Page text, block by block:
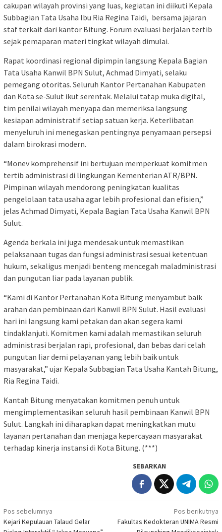
cakupan wilayah provinsi yang luas, kegiatan ini diikuti Kepala
Subbagian Tata Usaha Ibu Ria Regina Taidi, bersama jajaran
staf terkait dari kantor Bitung. Forum evaluasi berjalan tertib
sejak pemaparan materi tingkat wilayah dimulai.
Rapat koordinasi regional dipimpin langsung Kepala Bagian
Tata Usaha Kanwil BPN Sulut, Achmad Dimyati, selaku
pemegang otoritas. Seluruh Kantor Pertanahan Kabupaten
dan Kota se-Sulut ikut serentak. Melalui tatap muka digital,
tim penilai wilayah menyapa dan memeriksa langsung
kesiapan administratif setiap satuan kerja. Keterlibatan
menyeluruh ini menegaskan pentingnya penyamaan persepsi
dalam birokrasi modern.
“Monev komprehensif ini bertujuan memperkuat komitmen
tertib administrasi di lingkungan Kementerian ATR/BPN.
Pimpinan wilayah mendorong peningkatan kualitas
pengelolaan tata usaha agar lebih profesional dan efisien,”
jelas Achmad Dimyati, Kepala Bagian Tata Usaha Kanwil BPN
Sulut.
Agenda berkala ini juga mendesak untuk memastikan
pelaksanaan tugas dan fungsi administrasi sesuai ketentuan
hukum, sekaligus menjadi benteng mencegah maladministrasi
dan pungutan liar pada layanan publik.
“Kami di Kantor Pertanahan Kota Bitung menyambut baik
arahan dan pembinaan dari Kanwil BPN Sulut. Hasil evaluasi
hari ini langsung kami petakan dan akan segera kami
tindaklanjuti. Komitmen kami adalah memastikan seluruh
administrasi berjalan rapi, profesional, dan bebas dari celah
pungutan liar demi pelayanan yang lebih baik untuk
masyarakat,” ujar Kepala Subbagian Tata Usaha Kantah Bitung,
Ria Regina Taidi.
Kantah Bitung menyatakan komitmen penuh untuk
mengimplementasikan seluruh hasil pembinaan Kanwil BPN
Sulut. Langkah ini diharapkan dapat meningkatkan mutu
layanan pertanahan dan menjaga kepercayaan masyarakat
terhadap kinerja instansi di Kota Bitung. (***)
SEBARKAN
Navigasi
pos
Pos sebelumnya
Kejari Kepulauan Talaud Gelar
Pos berikutnya
Fakultas Kedokteran UNIMA Resmi